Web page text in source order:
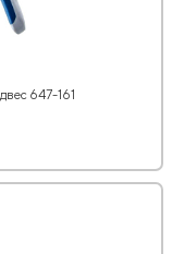
647-161